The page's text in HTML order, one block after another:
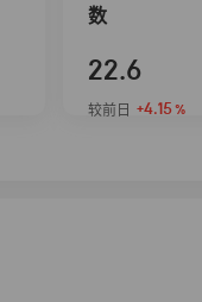
数
22.6
较前日 +4.15 %